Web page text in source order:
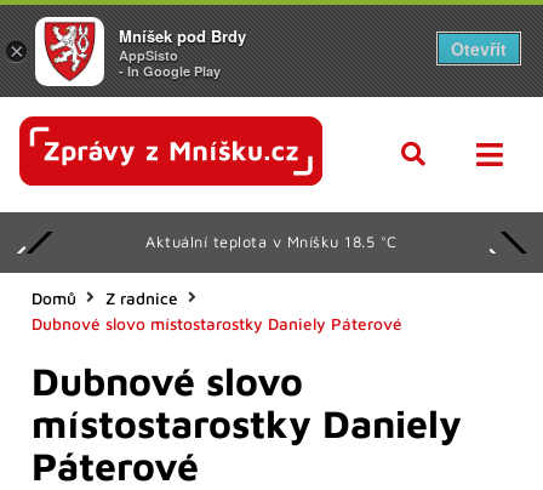
Aktuální teplota v Mníšku 18.5 °C
Domů
Z radnice
Dubnové slovo místostarostky Daniely Páterové
Dubnové slovo
místostarostky Daniely
Páterové
×
Mníšek pod Brdy
AppSisto
- In Google Play
Otevřít